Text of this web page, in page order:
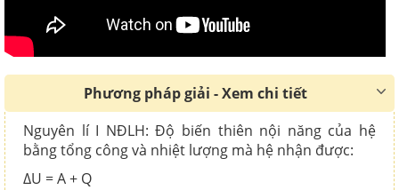
Phương pháp giải - Xem chi tiết
Nguyên lí I NĐLH: Độ biến thiên nội năng của hệ
bằng tổng công và nhiệt lượng mà hệ nhận được:
∆U = A + Q